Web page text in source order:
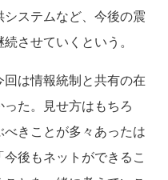
ステムなど、今後の震
させていくという。
は情報統制と共有の在
た。見せ方はもちろ
きことが多々あったは
後もネットができるこ